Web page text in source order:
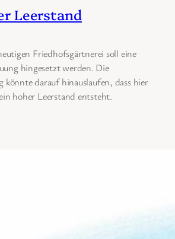
Leerstand
Friedhofsgärtnerei soll eine
hingesetzt werden. Die
könnte darauf hinauslaufen, dass hier
hoher Leerstand entsteht.